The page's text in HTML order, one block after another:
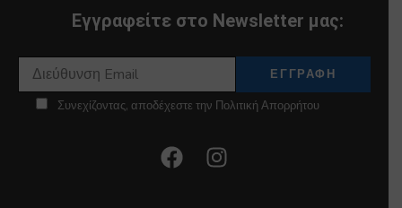
Εγγραφείτε στο Newsletter μας:
Συνεχίζοντας, αποδέχεστε την Πολιτική Απορρήτου